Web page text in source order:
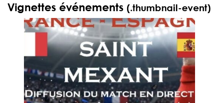
Vignettes événements (.thumbnail-event)